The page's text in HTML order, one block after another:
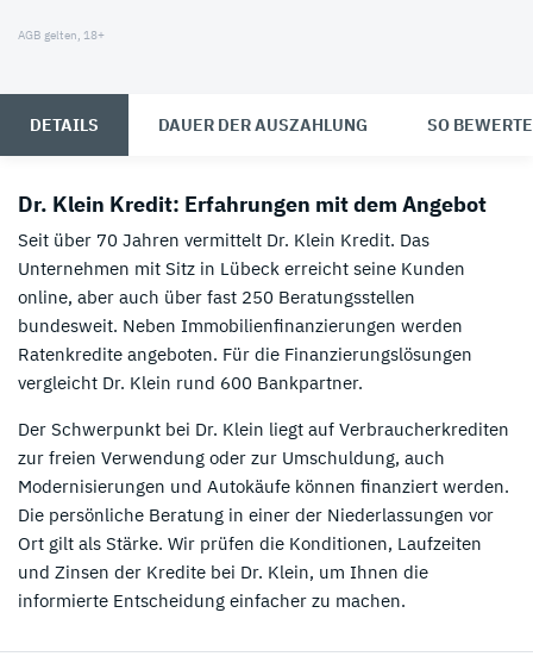
AGB gelten, 18+
DETAILS DAUER DER AUSZAHLUNG SO
Dr. Klein Kredit: Erfahrungen mit dem Angebot
Seit über 70 Jahren vermittelt Dr. Klein Kredit. Das
Unternehmen mit Sitz in Lübeck erreicht seine Kunden
online, aber auch über fast 250 Beratungsstellen
bundesweit. Neben Immobilienfinanzierungen werden
Ratenkredite angeboten. Für die Finanzierungslösungen
vergleicht Dr. Klein rund 600 Bankpartner.
Der Schwerpunkt bei Dr. Klein liegt auf Verbraucherkrediten
zur freien Verwendung oder zur Umschuldung, auch
Modernisierungen und Autokäufe können finanziert werden.
Die persönliche Beratung in einer der Niederlassungen vor
Ort gilt als Stärke. Wir prüfen die Konditionen, Laufzeiten
und Zinsen der Kredite bei Dr. Klein, um Ihnen die
informierte Entscheidung einfacher zu machen.